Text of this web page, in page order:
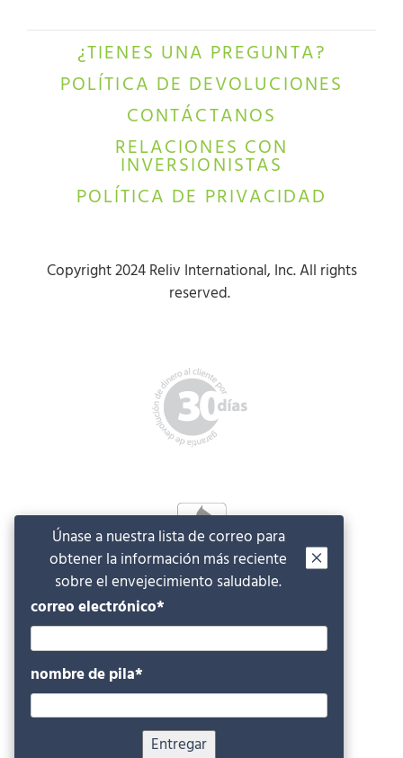
Únase a nuestra lista de correo para
obtener la información más reciente
sobre el envejecimiento saludable.
correo electrónico*
nombre de pila*
¿TIENES UNA PREGUNTA?
POLÍTICA DE DEVOLUCIONES
CONTÁCTANOS
RELACIONES CON
INVERSIONISTAS
POLÍTICA DE PRIVACIDAD
Copyright 2024 Reliv International, Inc. All rights
reserved.